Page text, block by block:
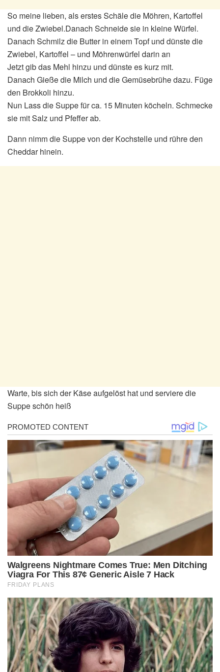
So meine lieben, als erstes Schäle die Möhren, Kartoffel
und die Zwiebel.Danach Schneide sie in kleine Würfel.
Danach Schmilz die Butter in einem Topf und dünste die
Zwiebel, Kartoffel – und Möhrenwürfel darin an
Jetzt gib das Mehl hinzu und dünste es kurz mit.
Danach Gieße die Milch und die Gemüsebrühe dazu. Füge
den Brokkoli hinzu.
Nun Lass die Suppe für ca. 15 Minuten köcheln. Schmecke
sie mit Salz und Pfeffer ab.
Dann nimm die Suppe von der Kochstelle und rühre den
Cheddar hinein.
Warte, bis sich der Käse aufgelöst hat und serviere die
Suppe schön heiß